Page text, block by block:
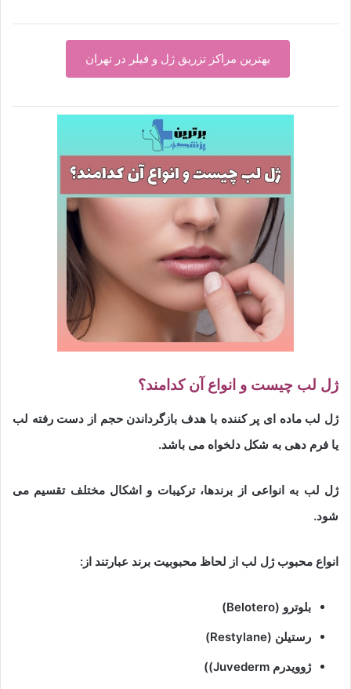
بهترین مراکز تزریق ژل و فیلر در تهران
ژل لب چیست و انواع آن کدامند؟
ژل لب ماده ای پر کننده با هدف بازگرداندن حجم از دست رفته لب
یا فرم دهی به شکل دلخواه می باشد.
ژل لب به انواعی از برندها، ترکیبات و اشکال مختلف تقسیم می
شود.
انواع محبوب ژل لب از لحاظ محبوبیت برند عبارتند از:
بلوترو (Belotero)
رستیلن (Restylane)
ژوویدرم Juvederm))